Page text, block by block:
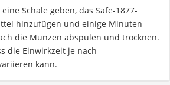
Schale geben, das Safe-1877-
hinzufügen und einige Minuten
die Münzen abspülen und trocknen.
die Einwirkzeit je nach
kann.